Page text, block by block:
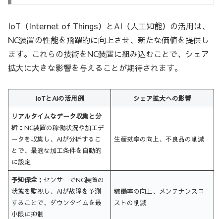
IoT（Internet of Things）とAI（人工知能）の活用は、
NC装置の性能を飛躍的に向上させ、新たな価値を提供し
ます。これらの技術をNC装置に組み込むことで、シェア
拡大に大きな影響を与えることが期待されます。
IoTとAIの活用例 シェア拡大への影響
リアルタイムなデータ収集と分
析：NC装置の稼働状況や加工デ
ータを収集し、AIが分析するこ
とで、最適な加工条件を自動的
に設定
生産効率の向上、不良品の削減
予知保全：センサーでNC装置の
状態を監視し、AIが故障を予測
することで、ダウンタイムを最
小限に抑制
稼働率の向上、メンテナンスコ
ストの削減